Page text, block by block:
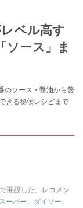
ベル高す
ソース」ま
のソース・醤油から贅
きる秘伝レシピまで
開設した、レコメン
ーパー ダイソー